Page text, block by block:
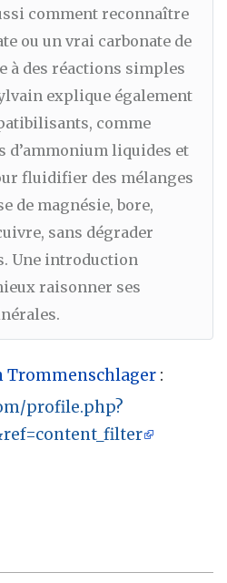
comment reconnaître
ou un vrai carbonate de
à des réactions simples
explique également
comme
d’ammonium liquides et
fluidifier des mélanges
de magnésie, bore,
sans dégrader
Une introduction
raisonner ses
Trommenschlager :
profile.php?